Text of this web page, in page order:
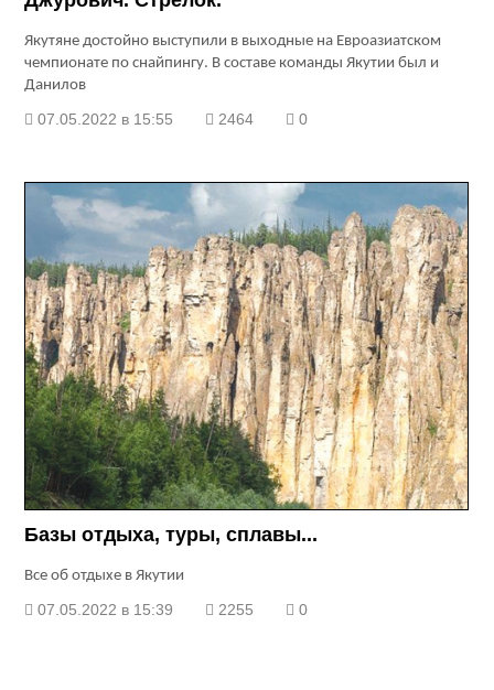
Якутяне достойно выступили в выходные на Евроазиатском
чемпионате по снайпингу. В составе команды Якутии был и
Данилов
07.05.2022 в 15:55 2464 0
Базы отдыха, туры, сплавы...
Все об отдыхе в Якутии
07.05.2022 в 15:39 2255 0